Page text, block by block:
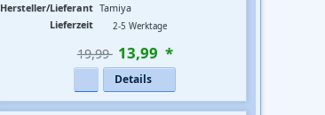
Hersteller/Lieferant Tamiya
Lieferzeit
2-5 Werktage
19,99  13,99 *
Details